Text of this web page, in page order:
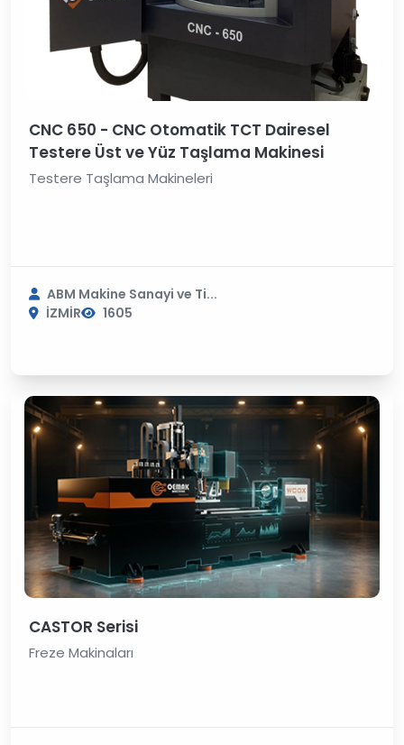
CNC 650 - CNC Otomatik TCT Dairesel
Testere Üst ve Yüz Taşlama Makinesi
Testere Taşlama Makineleri
ABM Makine Sanayi ve Ti...
İZMİR
1605
CASTOR Serisi
Freze Makinaları